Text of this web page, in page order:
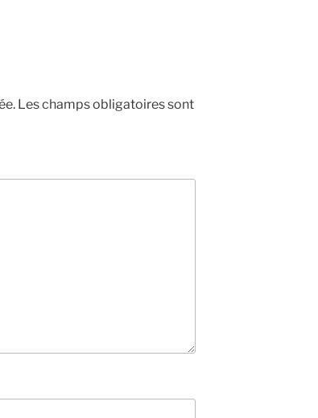
Les champs obligatoires sont